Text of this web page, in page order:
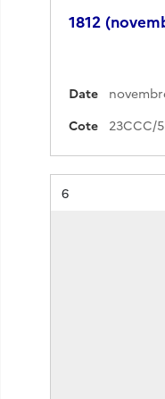
1812
Date
Cote
23CCC/
Résultat n°
6